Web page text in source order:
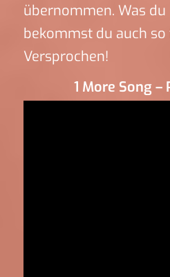
übernommen. Was
bekommst du auch
Versprochen!
1 More Song –